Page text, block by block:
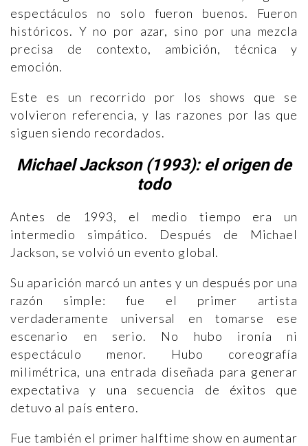
espectáculos no solo fueron buenos. Fueron
históricos. Y no por azar, sino por una mezcla
precisa de contexto, ambición, técnica y
emoción.
Este es un recorrido por los shows que se
volvieron referencia, y las razones por las que
siguen siendo recordados.
Michael Jackson (1993): el origen de
todo
Antes de 1993, el medio tiempo era un
intermedio simpático. Después de Michael
Jackson, se volvió un evento global.
Su aparición marcó un antes y un después por una
razón simple: fue el primer artista
verdaderamente universal en tomarse ese
escenario en serio. No hubo ironía ni
espectáculo menor. Hubo coreografía
milimétrica, una entrada diseñada para generar
expectativa y una secuencia de éxitos que
detuvo al país entero.
Fue también el primer halftime show en aumentar